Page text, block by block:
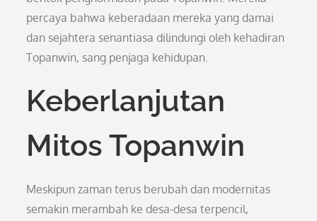
percaya bahwa keberadaan mereka yang damai
dan sejahtera senantiasa dilindungi oleh kehadiran
Topanwin, sang penjaga kehidupan.
Keberlanjutan
Mitos Topanwin
Meskipun zaman terus berubah dan modernitas
semakin merambah ke desa-desa terpencil,